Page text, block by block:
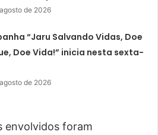
de 2026
“Jaru Salvando Vidas, Doe
Doe Vida!” inicia nesta sexta-
de 2026
envolvidos foram